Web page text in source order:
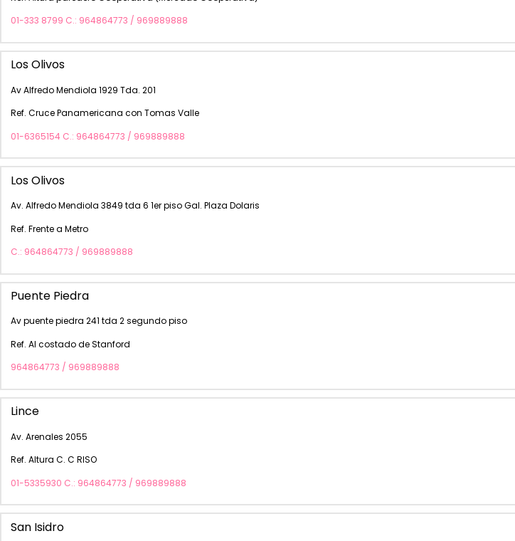
01-333 8799 C.: 964864773 / 969889888
Los Olivos
Av Alfredo Mendiola 1929 Tda. 201
Ref. Cruce Panamericana con Tomas Valle
01-6365154 C.: 964864773 / 969889888
Los Olivos
Av. Alfredo Mendiola 3849 tda 6 1er piso Gal. Plaza Dolaris
Ref. Frente a Metro
C.: 964864773 / 969889888
Puente Piedra
Av puente piedra 241 tda 2 segundo piso
Ref. Al costado de Stanford
964864773 / 969889888
Lince
Av. Arenales 2055
Ref. Altura C. C RISO
01-5335930 C.: 964864773 / 969889888
San Isidro